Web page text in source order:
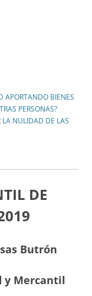
APORTANDO BIENES
PERSONAS?
LA NULIDAD DE LAS
DE
Butrón
y Mercantil